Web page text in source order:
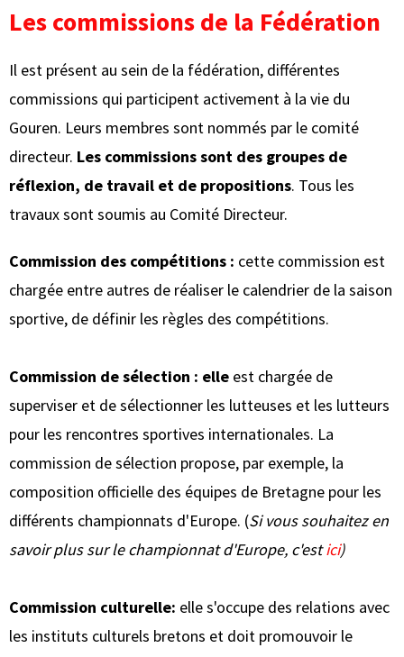
Les commissions de la Fédération
Il est présent au sein de la fédération, différentes
commissions qui participent activement à la vie du
Gouren. Leurs membres sont nommés par le comité
directeur. Les commissions sont des groupes de
réflexion, de travail et de propositions. Tous les
travaux sont soumis au Comité Directeur.
Commission des compétitions : cette commission est
chargée entre autres de réaliser le calendrier de la saison
sportive, de définir les règles des compétitions.
Commission de sélection : elle est chargée de
superviser et de sélectionner les lutteuses et les lutteurs
pour les rencontres sportives internationales. La
commission de sélection propose, par exemple, la
composition officielle des équipes de Bretagne pour les
différents championnats d'Europe. (Si vous souhaitez en
savoir plus sur le championnat d'Europe, c'estici)
Commission culturelle: elle s'occupe des relations avec
les instituts culturels bretons et doit promouvoir le